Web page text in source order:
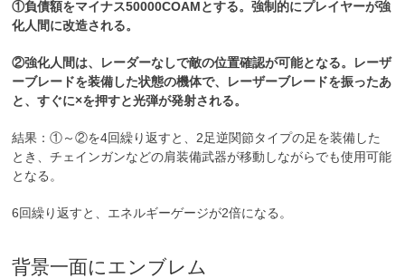
①負債額をマイナス50000COAMとする。強制的にプレイヤーが強
化人間に改造される。
②強化人間は、レーダーなしで敵の位置確認が可能となる。レーザ
ーブレードを装備した状態の機体で、レーザーブレードを振ったあ
と、すぐに×を押すと光弾が発射される。
結果：①～②を4回繰り返すと、2足逆関節タイプの足を装備した
とき、チェインガンなどの肩装備武器が移動しながらでも使用可能
となる。
6回繰り返すと、エネルギーゲージが2倍になる。
背景一面にエンブレム